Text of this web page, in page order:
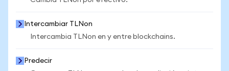
Intercambiar TLNon
Intercambia TLNon en y entre blockchains.
Predecir